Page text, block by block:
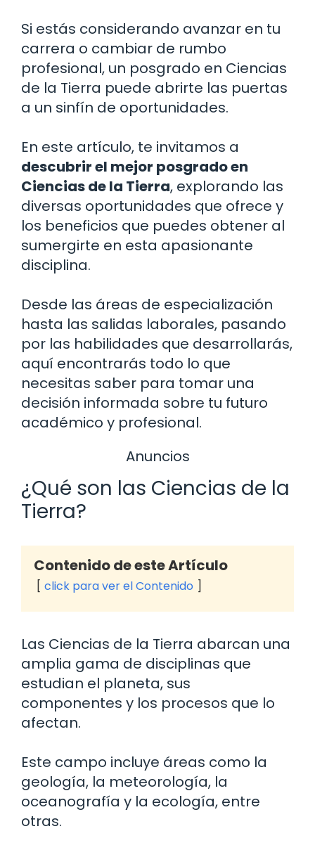
Si estás considerando avanzar en tu
carrera o cambiar de rumbo
profesional, un posgrado en Ciencias
de la Tierra puede abrirte las puertas
a un sinfín de oportunidades.
En este artículo, te invitamos a
descubrir el mejor posgrado en
Ciencias de la Tierra, explorando las
diversas oportunidades que ofrece y
los beneficios que puedes obtener al
sumergirte en esta apasionante
disciplina.
Desde las áreas de especialización
hasta las salidas laborales, pasando
por las habilidades que desarrollarás,
aquí encontrarás todo lo que
necesitas saber para tomar una
decisión informada sobre tu futuro
académico y profesional.
Anuncios
¿Qué son las Ciencias de la
Tierra?
Contenido de este Artículo
click para ver el Contenido
Las Ciencias de la Tierra abarcan una
amplia gama de disciplinas que
estudian el planeta, sus
componentes y los procesos que lo
afectan.
Este campo incluye áreas como la
geología, la meteorología, la
oceanografía y la ecología, entre
otras.